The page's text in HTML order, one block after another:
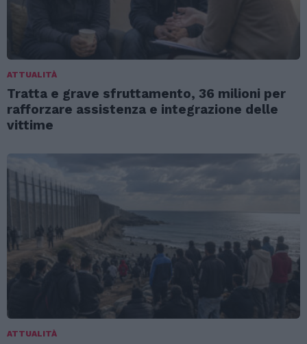
ATTUALITÀ
Tratta e grave sfruttamento, 36 milioni per
rafforzare assistenza e integrazione delle
vittime
ATTUALITÀ